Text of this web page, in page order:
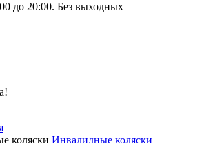
до 20:00. Без выходных
Инвалидные коляски